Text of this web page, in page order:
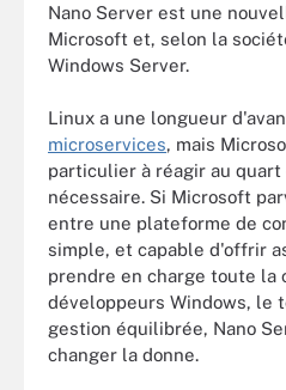
Nano Server est une
Microsoft et, selon la
Windows Server.
Linux a une longueur
microservices, mais
particulier à réagir au
nécessaire. Si Microsoft
entre une plateforme de
simple, et capable d'offrir
prendre en charge toute la
développeurs Windows, le
gestion équilibrée, Nano
changer la donne.